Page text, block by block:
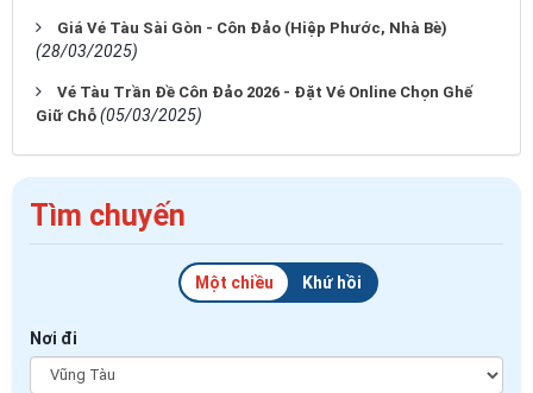
Giá Vé Tàu Sài Gòn - Côn Đảo (Hiệp Phước, Nhà Bè)
(28/03/2025)
Vé Tàu Trần Đề Côn Đảo 2026 - Đặt Vé Online Chọn Ghế
Giữ Chỗ (05/03/2025)
Tìm chuyến
Một chiều Khứ hồi
Nơi đi